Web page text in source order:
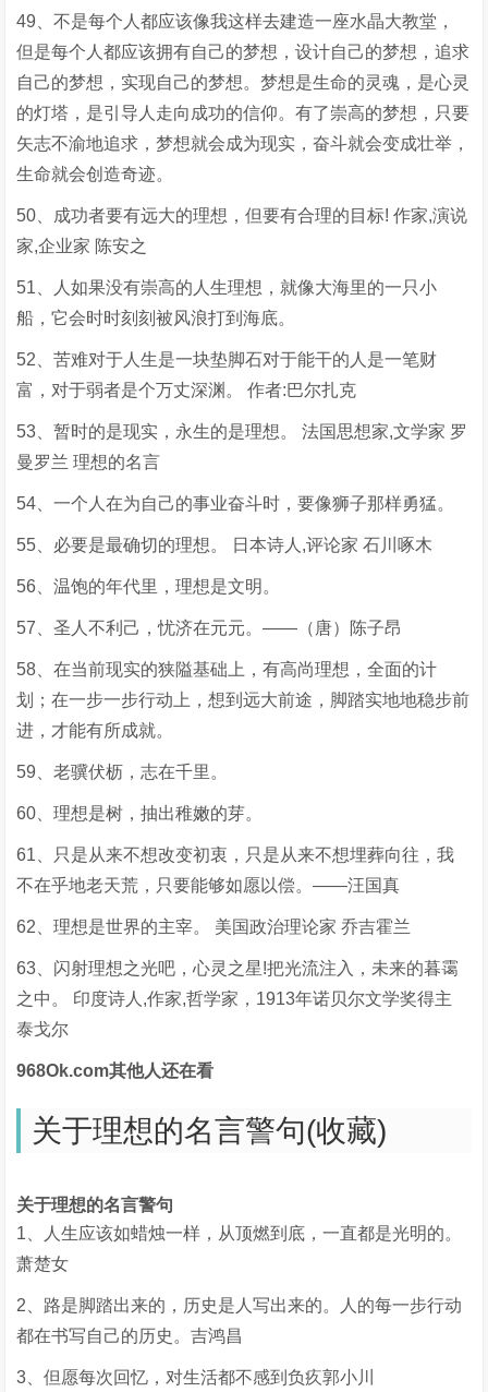
49、不是每个人都应该像我这样去建造一座水晶大教堂，
但是每个人都应该拥有自己的梦想，设计自己的梦想，追求
自己的梦想，实现自己的梦想。梦想是生命的灵魂，是心灵
的灯塔，是引导人走向成功的信仰。有了崇高的梦想，只要
矢志不渝地追求，梦想就会成为现实，奋斗就会变成壮举，
生命就会创造奇迹。
50、成功者要有远大的理想，但要有合理的目标! 作家,演说
家,企业家 陈安之
51、人如果没有崇高的人生理想，就像大海里的一只小
船，它会时时刻刻被风浪打到海底。
52、苦难对于人生是一块垫脚石对于能干的人是一笔财
富，对于弱者是个万丈深渊。 作者:巴尔扎克
53、暂时的是现实，永生的是理想。 法国思想家,文学家 罗
曼罗兰 理想的名言
54、一个人在为自己的事业奋斗时，要像狮子那样勇猛。
55、必要是最确切的理想。 日本诗人,评论家 石川啄木
56、温饱的年代里，理想是文明。
57、圣人不利己，忧济在元元。——（唐）陈子昂
58、在当前现实的狭隘基础上，有高尚理想，全面的计
划；在一步一步行动上，想到远大前途，脚踏实地地稳步前
进，才能有所成就。
59、老骥伏枥，志在千里。
60、理想是树，抽出稚嫩的芽。
61、只是从来不想改变初衷，只是从来不想埋葬向往，我
不在乎地老天荒，只要能够如愿以偿。——汪国真
62、理想是世界的主宰。 美国政治理论家 乔吉霍兰
63、闪射理想之光吧，心灵之星!把光流注入，未来的暮霭
之中。 印度诗人,作家,哲学家，1913年诺贝尔文学奖得主
泰戈尔
968Ok.com其他人还在看
关于理想的名言警句(收藏)
关于理想的名言警句
1、人生应该如蜡烛一样，从顶燃到底，一直都是光明的。
萧楚女
2、路是脚踏出来的，历史是人写出来的。人的每一步行动
都在书写自己的历史。吉鸿昌
3、但愿每次回忆，对生活都不感到负疚郭小川